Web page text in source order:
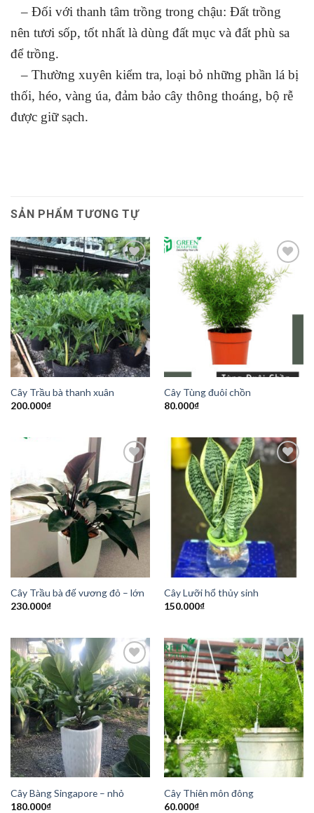
– Đối với thanh tâm trồng trong chậu: Đất trồng
nên tươi sốp, tốt nhất là dùng đất mục và đất phù sa
để trồng.
– Thường xuyên kiểm tra, loại bỏ những phần lá bị
thối, héo, vàng úa, đảm bảo cây thông thoáng, bộ rễ
được giữ sạch.
SẢN PHẨM TƯƠNG TỰ
Add to
Wishlist
Cây Trầu bà thanh xuân
200.000₫
Add to
Wishlist
Cây Tùng đuôi chồn
80.000₫
Add to
Wishlist
Cây Trầu bà đế vương đỏ – lớn
230.000₫
Cây Lưỡi hổ thủy sinh
150.000₫
Add to
Wishlist
Cây Bàng Singapore – nhỏ
180.000₫
Add to
Wishlist
Cây Thiên môn đông
60.000₫